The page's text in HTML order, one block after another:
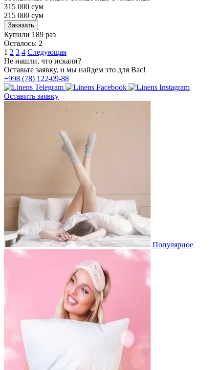
315 000 сум
215 000 сум
Заказать
Купили 189 раз
Осталось: 2
1 2 3 4 Следующая
Не нашли, что искали?
Оставьте заявку, и мы найдем это для Вас!
+998 (78) 122-09-88
Оставить заявку
Популярное